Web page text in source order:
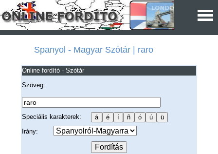
Spanyol - Magyar Szótár | raro
Online fordító - Szótár
Szöveg:
Speciális karakterek:
Irány: